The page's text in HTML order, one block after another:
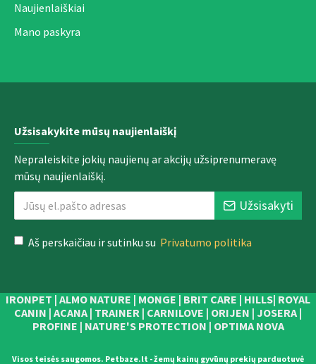
Naujienlaiškiai
Mano paskyra
Užsisakykite mūsų naujienlaiškį
Nepraleiskite jokių naujienų ar akcijų užsiprenumeravę
mūsų naujienlaiškį.
Užsisakyti
Aš perskaičiau ir sutinku su Privatumo politika
IRONPET | ALMO NATURE | MONGE | BRIT CARE | HILLS| ROYAL
CANIN | ACANA | TRAINER | CARNILOVE | ORIJEN | JOSERA |
PROFINE | NATURE'S PROTECTION | OPTIMA NOVA
Visos teisės saugomos. Petbaze.lt - žemų kainų gyvūnų prekių parduotuvė